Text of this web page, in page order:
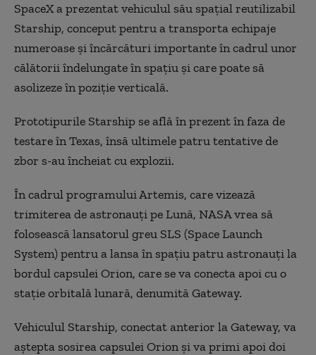
SpaceX a prezentat vehiculul său spaţial reutilizabil
Starship, conceput pentru a transporta echipaje
numeroase şi încărcături importante în cadrul unor
călătorii îndelungate în spaţiu şi care poate să
asolizeze în poziţie verticală.
Prototipurile Starship se află în prezent în faza de
testare în Texas, însă ultimele patru tentative de
zbor s-au încheiat cu explozii.
În cadrul programului Artemis, care vizează
trimiterea de astronauţi pe Lună, NASA vrea să
folosească lansatorul greu SLS (Space Launch
System) pentru a lansa în spaţiu patru astronauţi la
bordul capsulei Orion, care se va conecta apoi cu o
staţie orbitală lunară, denumită Gateway.
Vehiculul Starship, conectat anterior la Gateway, va
aştepta sosirea capsulei Orion şi va primi apoi doi